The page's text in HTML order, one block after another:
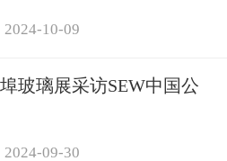
2024-10-09
玻璃展采访SEW中国公
2024-09-30